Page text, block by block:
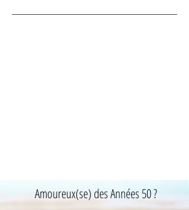
Amoureux(se) des Années 50 ?